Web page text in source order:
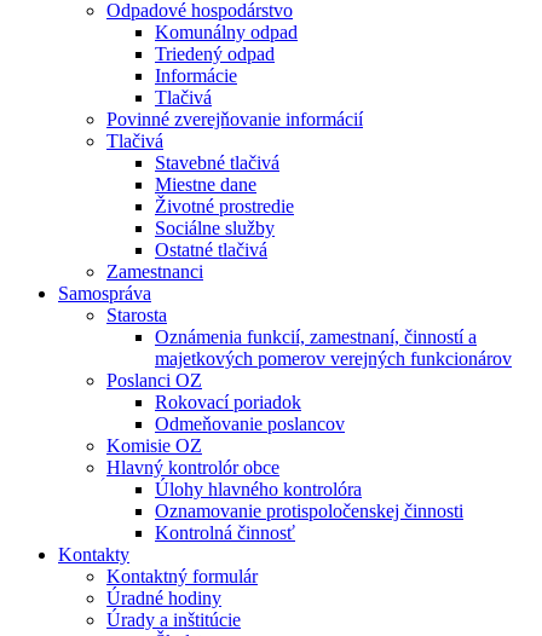
Odpadové hospodárstvo
Komunálny odpad
Triedený odpad
Informácie
Tlačivá
Povinné zverejňovanie informácií
Tlačivá
Stavebné tlačivá
Miestne dane
Životné prostredie
Sociálne služby
Ostatné tlačivá
Zamestnanci
Samospráva
Starosta
Oznámenia funkcií, zamestnaní, činností a
majetkových pomerov verejných funkcionárov
Poslanci OZ
Rokovací poriadok
Odmeňovanie poslancov
Komisie OZ
Hlavný kontrolór obce
Úlohy hlavného kontrolóra
Oznamovanie protispoločenskej činnosti
Kontrolná činnosť
Kontakty
Kontaktný formulár
Úradné hodiny
Úrady a inštitúcie